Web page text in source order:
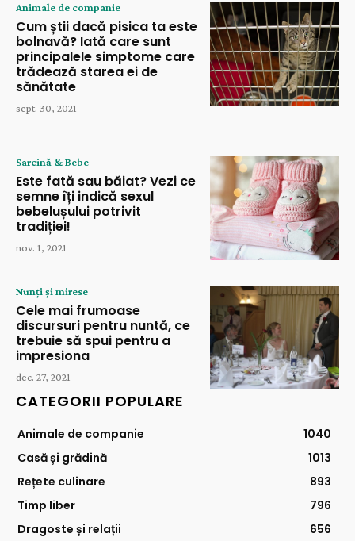
Animale de companie
Cum știi dacă pisica ta este
bolnavă? Iată care sunt
principalele simptome care
trădează starea ei de
sănătate
sept. 30, 2021
Sarcină & Bebe
Este fată sau băiat? Vezi ce
semne îți indică sexul
bebelușului potrivit
tradiției!
nov. 1, 2021
Nunți și mirese
Cele mai frumoase
discursuri pentru nuntă, ce
trebuie să spui pentru a
impresiona
dec. 27, 2021
CATEGORII POPULARE
Animale de companie
1040
Casă și grădină
1013
Rețete culinare
893
Timp liber
796
Dragoste și relații
656